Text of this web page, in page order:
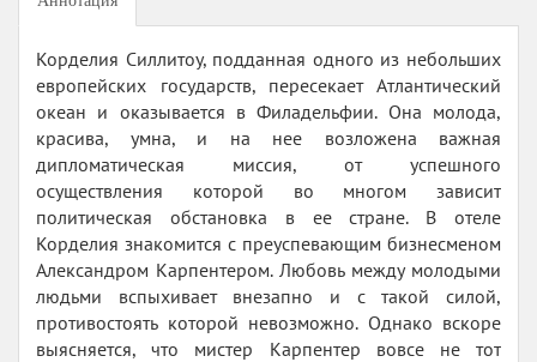
Корделия Силлитоу, подданная одного из небольших
европейских государств, пересекает Атлантический
океан и оказывается в Филадельфии. Она молода,
красива, умна, и на нее возложена важная
дипломатическая миссия, от успешного
осуществления которой во многом зависит
политическая обстановка в ее стране. В отеле
Корделия знакомится с преуспевающим бизнесменом
Александром Карпентером. Любовь между молодыми
людьми вспыхивает внезапно и с такой силой,
противостоять которой невозможно. Однако вскоре
выясняется, что мистер Карпентер вовсе не тот